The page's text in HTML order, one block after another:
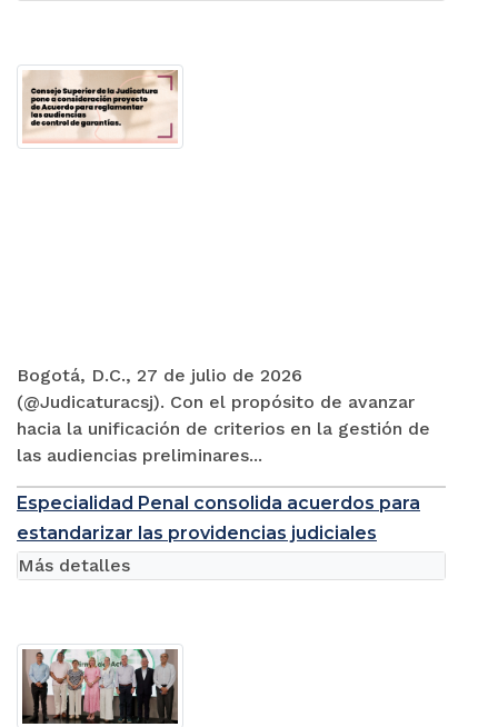
Bogotá, D.C., 27 de julio de 2026
(@Judicaturacsj). Con el propósito de avanzar
hacia la unificación de criterios en la gestión de
las audiencias preliminares...
Especialidad Penal consolida acuerdos para
estandarizar las providencias judiciales
Más detalles